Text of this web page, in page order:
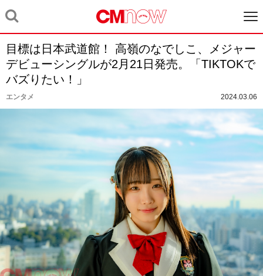
目標は日本武道館！ 高嶺のなでしこ、メジャー
デビューシングルが2月21日発売。「TIKTOKで
バズりたい！」
エンタメ 2024.03.06